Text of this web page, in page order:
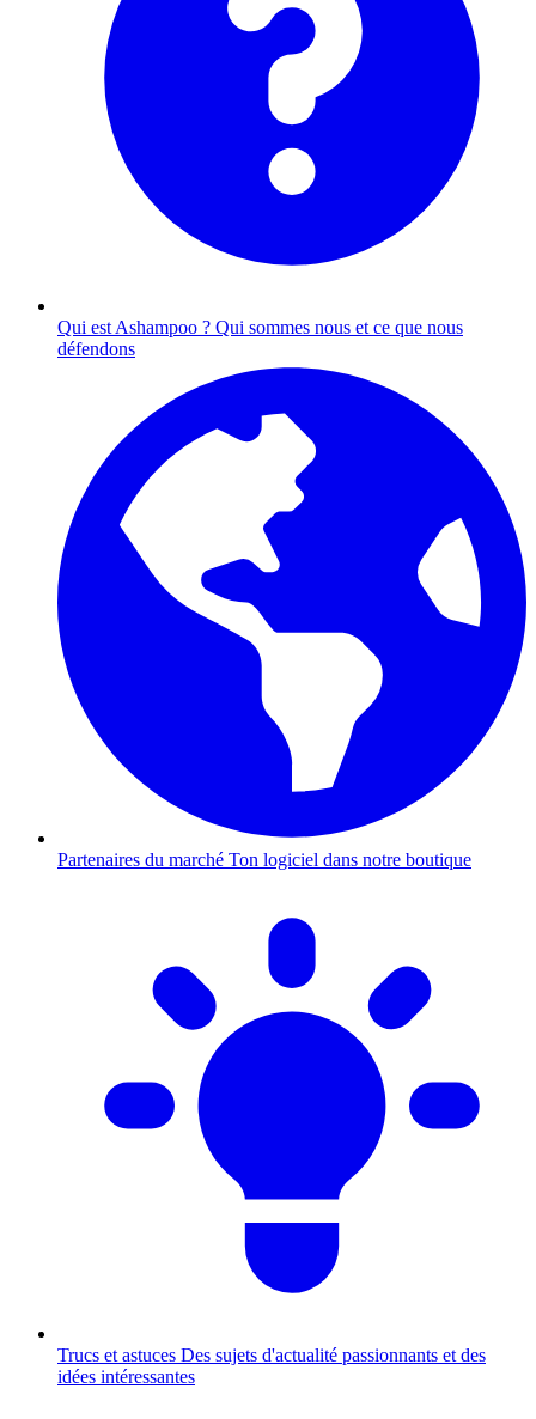
Qui est Ashampoo ? Qui sommes nous et ce que nous
défendons
Partenaires du marché Ton logiciel dans notre boutique
Trucs et astuces Des sujets d'actualité passionnants et des
idées intéressantes